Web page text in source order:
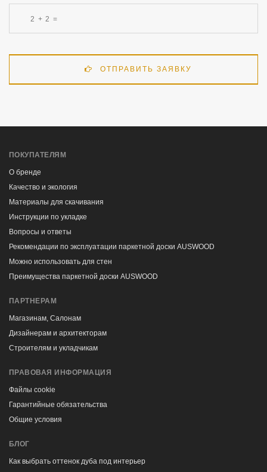
ОТПРАВИТЬ ЗАЯВКУ
ПОКУПАТЕЛЯМ
О бренде
Качество и экология
Материалы для скачивания
Инструкции по укладке
Вопросы и ответы
Рекомендации по эксплуатации паркетной доски AUSWOOD
Можно использовать для стен
Преимущества паркетной доски AUSWOOD
ПАРТНЕРАМ
Магазинам, Салонам
Дизайнерам и архитекторам
Строителям и укладчикам
ПРАВОВАЯ ИНФОРМАЦИЯ
Файлы cookie
Гарантийные обязательства
Общие условия
БЛОГ
Как выбрать оттенок дуба под интерьер